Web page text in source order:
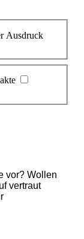
Ausdruck
vor? Wollen
vertraut